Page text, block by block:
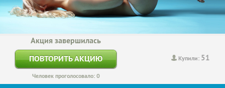
Купили: 51
Акция завершилась
ПОВТОРИТЬ АКЦИЮ
Человек проголосовало: 0